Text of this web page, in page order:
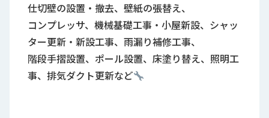
仕切壁の設置・撤去、壁紙の張替え、
コンプレッサ、機械基礎工事・小屋新設、シャッ
ター更新・新設工事、雨漏り補修工事、
階段手摺設置、ポール設置、床塗り替え、照明工
事、排気ダクト更新など